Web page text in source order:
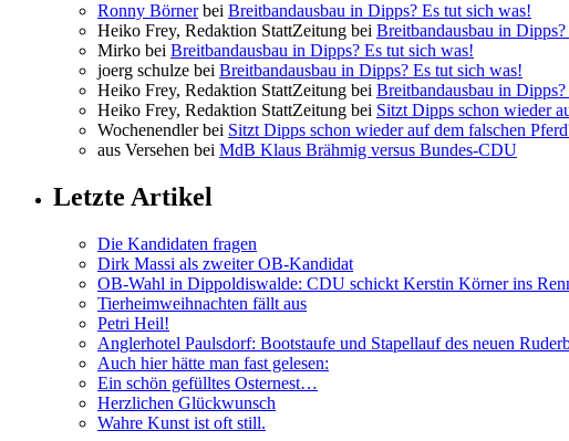
Ronny Börnerbei Breitbandausbau in Dipps? Es tut sich was!
Heiko Frey, Redaktion StattZeitung bei Breitbandausbau in
Mirko bei Breitbandausbau in Dipps? Es tut sich was!
joerg schulze bei Breitbandausbau in Dipps? Es tut sich was!
Heiko Frey, Redaktion StattZeitung bei Breitbandausbau in
Heiko Frey, Redaktion StattZeitung bei Sitzt Dipps schon wieder
Wochenendler bei Sitzt Dipps schon wieder auf dem falschen
aus Versehen bei MdB Klaus Brähmig versus Bundes-CDU
Letzte Artikel
Die Kandidaten fragen
Dirk Massi als zweiter OB-Kandidat
OB-Wahl in Dippoldiswalde: CDU schickt Kerstin Körner ins
Tierheimweihnachten fällt aus
Petri Heil!
Anglerhotel Paulsdorf: Bootstaufe und Stapellauf des neuen
Auch hier hätte man fast gelesen:
Ein schön gefülltes Osternest…
Herzlichen Glückwunsch
Wahre Kunst ist oft still.